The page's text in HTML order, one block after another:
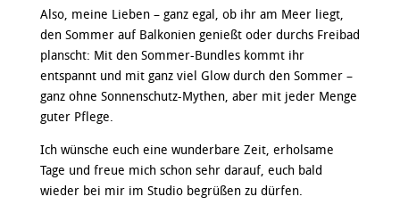
Also, meine Lieben – ganz egal, ob ihr am Meer liegt,
den Sommer auf Balkonien genießt oder durchs Freibad
planscht: Mit den Sommer-Bundles kommt ihr
entspannt und mit ganz viel Glow durch den Sommer –
ganz ohne Sonnenschutz-Mythen, aber mit jeder Menge
guter Pflege.
Ich wünsche euch eine wunderbare Zeit, erholsame
Tage und freue mich schon sehr darauf, euch bald
wieder bei mir im Studio begrüßen zu dürfen.